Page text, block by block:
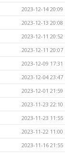
2023-12-14 20:09
2023-12-13 20:08
2023-12-11 20:52
2023-12-11 20:07
2023-12-09 17:31
2023-12-04 23:47
2023-12-01 21:59
2023-11-23 22:10
2023-11-23 11:55
2023-11-22 11:00
2023-11-16 21:55